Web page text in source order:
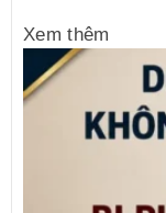
Xem thêm